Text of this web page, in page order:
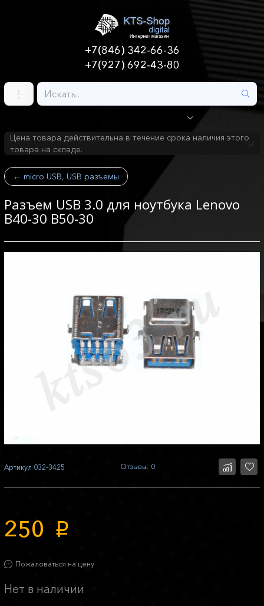
+7(846) 342-66-36
+7(927) 692-43-80
Цена товара действительна в течение срока наличия этого
товара на складе.
← micro USB, USB разъемы
Разъем USB 3.0 для ноутбука Lenovo
B40-30 B50-30
Артикул 032-3425 Отзывы: 0
250 p
Пожаловаться на цену
Нет в наличии